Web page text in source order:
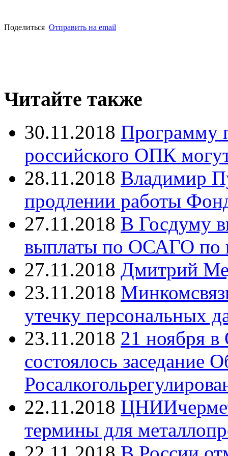
Поделиться Отправить на email
Читайте также
30.11.2018 Программу
российского ОПК
28.11.2018 Владимир
продлении работы
27.11.2018 В Госдуму
выплаты по ОСАГО по
27.11.2018 Дмитрий
23.11.2018
утечку персональных
23.11.2018 21 ноября в
состоялось заседание
22.11.2018
термины для